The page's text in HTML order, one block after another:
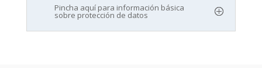
Pincha aquí para información básica
sobre protección de datos